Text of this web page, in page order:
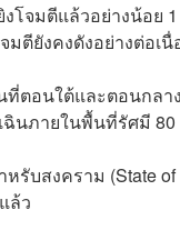
จมตีแล้วอย่างน้อย
ตียังคงดังอย่างต่อเนื่
ตอนใต้และตอนกลา
นภายในพื้นที่รัศมี
สงคราม (State of
ล้ว